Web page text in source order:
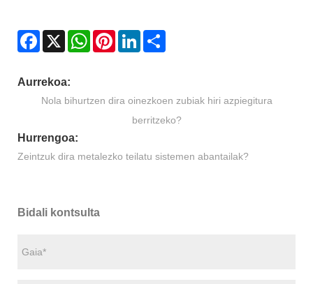
Facebook
X WhatsAppPinterestLinkedIn
Aurrekoa:
Nola bihurtzen dira oinezkoen zubiak hiri azpiegitura
berritzeko?
Hurrengoa:
Zeintzuk dira metalezko teilatu sistemen abantailak?
Bidali kontsulta